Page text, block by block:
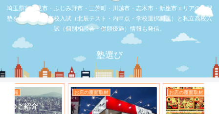
埼玉県富士見市・ふじみ野市・三芳町・川越市・志木市・新座市エリアの学習
塾を比較。公立高校入試（北辰テスト・内申点・学校選択問題）と私立高校入
試（個別相談会・併願優遇）情報も発信。
塾選び
お店の覆面取材 お店の覆面取材